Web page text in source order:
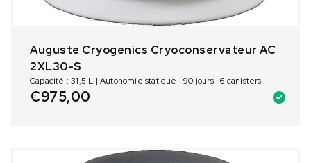
Auguste Cryogenics Cryoconservateur AC
2XL30-S
Capacité : 31,5 L | Autonomie statique : 90 jours | 6 canisters
€975,00